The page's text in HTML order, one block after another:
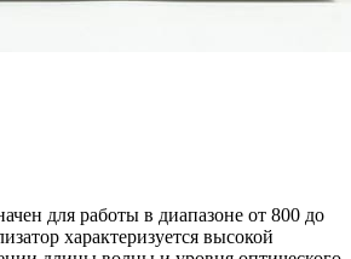
для работы в диапазоне от 800 до
характеризуется высокой